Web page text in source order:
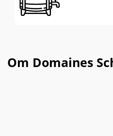
Om Domaines